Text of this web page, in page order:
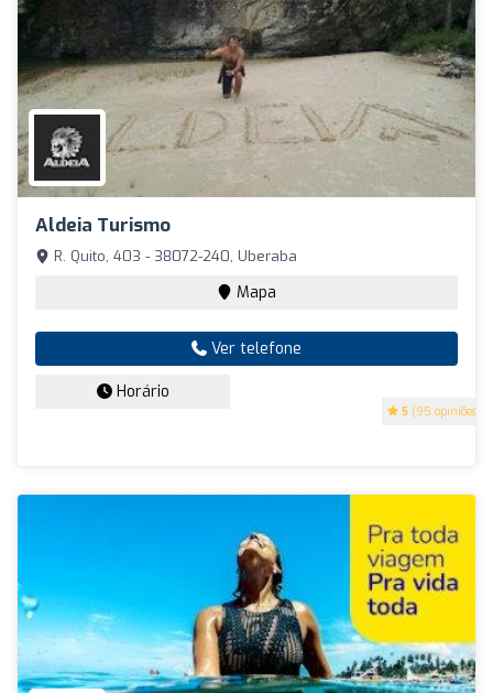
Aldeia Turismo
5 (95 opiniões)
R. Quito, 403 - 38072-240, Uberaba
Mapa
Ver telefone
Horário